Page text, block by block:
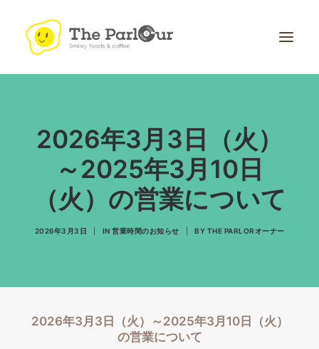
Search
2026年3月3日（火）
～2025年3月10日
（火）の営業について
2026年3月3日 IN 営業時間のお知らせ BY THE PARLORオーナー
2026年3月3日（火）～2025年3月10日（火）
の営業について